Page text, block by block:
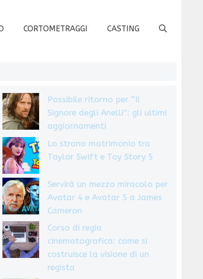
CORTOMETRAGGI CASTING
Possibile ritorno per “Il
Signore degli Anelli”: gli ultimi
aggiornamenti
Lo strano matrimonio tra
Taylor Swift e Toy Story 5
Servirà un mezzo miracolo per
Avatar 4 e Avatar 5 a James
Cameron
Corso di regia
cinematografica: come si
costruisce la visione di un
regista